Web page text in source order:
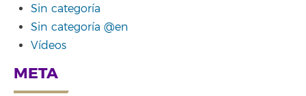
Sin categoría
Sin categoría @en
Vídeos
META